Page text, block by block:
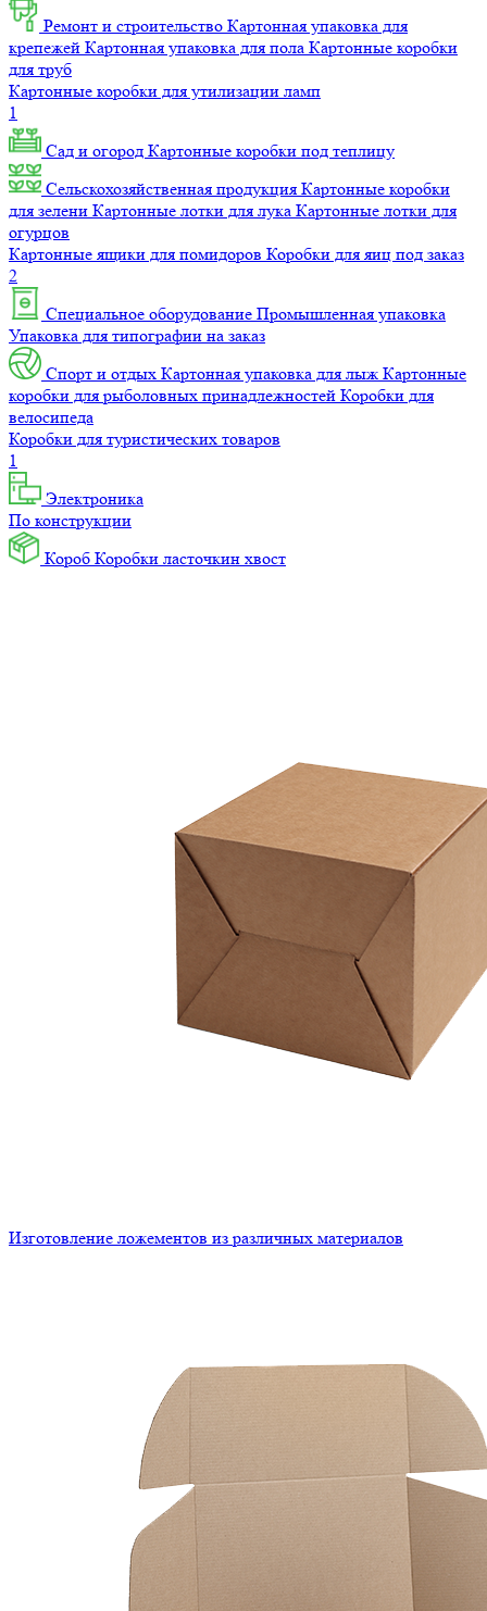
Ремонт и строительство Картонная упаковка для
крепежей Картонная упаковка для пола Картонные коробки
для труб
Картонные коробки для утилизации ламп
1
Сад и огород Картонные коробки под теплицу
Сельскохозяйственная продукция Картонные коробки
для зелени Картонные лотки для лука Картонные лотки для
огурцов
Картонные ящики для помидоров Коробки для яиц под заказ
2
Специальное оборудование Промышленная упаковка
Упаковка для типографии на заказ
Спорт и отдых Картонная упаковка для лыж Картонные
коробки для рыболовных принадлежностей Коробки для
велосипеда
Коробки для туристических товаров
1
Электроника
По конструкции
Короб Коробки ласточкин хвост
Изготовление ложементов из различных материалов